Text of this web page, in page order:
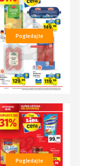
Pogledajte
Pogledajte